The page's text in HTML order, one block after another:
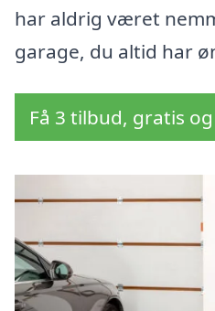
har aldrig været
garage, du altid har
Få 3 tilbud, gratis